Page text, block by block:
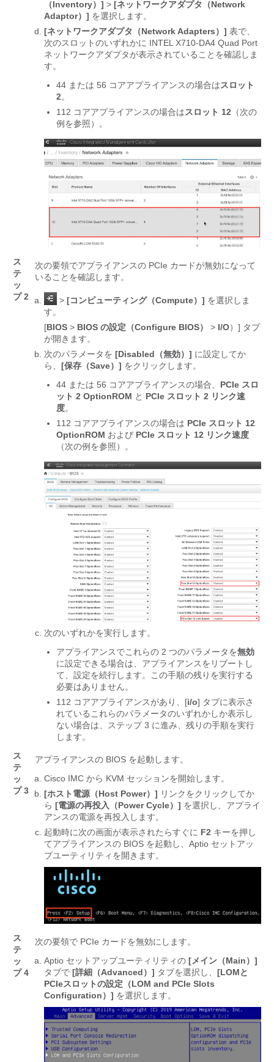
（Inventory）] > [ネットワークアダプタ（Network
Adaptor）] を選択します。
[ネットワークアダプタ（Network Adapters）] 表で、
次のスロットのいずれかに INTEL X710-DA4 Quad Port
ネットワークアダプタが表示されていることを確認しま
す。
44 または 56 コアアプライアンスの場合はスロット
2。
112 コアアプライアンスの場合はスロット 12 （次の
例を参照）。
ス
テ
ッ
プ 2
次の要領でアプライアンスの PCIe カードが無効になって
いることを確認します。
> [コンピューティング（Compute）] を選択しま
す。
[BIOS > BIOS の設定（Configure BIOS） > I/O）] タブ
が開きます。
次のパラメータを [Disabled（無効）] に設定してか
ら、 [保存（Save）] をクリックします。
44 または 56 コアアプライアンスの場合、 PCIe スロ
ット 2 OptionROM と PCIe スロット 2 リンク速
度。
112 コアアプライアンスの場合は PCIe スロット 12
OptionROM および PCIe スロット 12 リンク速度
（次の例を参照）。
次のいずれかを実行します。
アプライアンスでこれらの 2 つのパラメータを無効
に設定できる場合は、アプライアンスをリブートし
て、設定を続行します。この手順の残りを実行する
必要はありません。
112 コアアプライアンスがあり、[i/o] タブに表示さ
れているこれらのパラメータのいずれかしか表示し
ない場合は、ステップ 3 に進み、残りの手順を実行
します。
ス
テ
ッ
プ 3
アプライアンスの BIOS を起動します。
Cisco IMC から KVM セッションを開始します。
[ホスト電源（Host Power）] リンクをクリックしてか
ら [電源の再投入（Power Cycle）] を選択し、アプライ
アンスの電源を再投入します。
起動時に次の画面が表示されたらすぐに F2 キーを押し
てアプライアンスの BIOS を起動し、Aptio セットアッ
プユーティリティを開きます。
ス
テ
ッ
プ 4
次の要領で PCIe カードを無効にします。
Aptio セットアップユーティリティの [メイン（Main）]
タブで [詳細（Advanced）] タブを選択し、 [LOMと
PCIeスロットの設定（LOM and PCIe Slots
Configuration）] を選択します。